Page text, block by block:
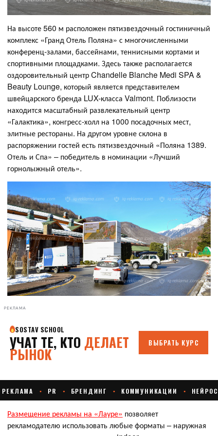
На высоте 560 м расположен пятизвездочный гостиничный
комплекс «Гранд Отель Поляна» с многочисленными
конференц-залами, бассейнами, теннисными кортами и
спортивными площадками. Здесь также располагается
оздоровительный центр Chandelle Blanche Medi SPA &
Beauty Lounge, который является представителем
швейцарского бренда LUX-класса Valmont. Поблизости
находится масштабный развлекательный центр
«Галактика», конгресс-холл на 1000 посадочных мест,
элитные рестораны. На другом уровне склона в
распоряжении гостей есть пятизвездочный «Поляна 1389.
Отель и Спа» – победитель в номинации «Лучший
горнолыжный отель».
РЕКЛАМА
Размещение рекламы на «Лауре» позволяет
рекламодателю использовать любые форматы – наружная